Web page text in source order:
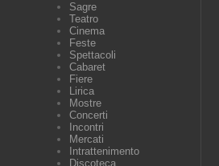
Sagre
Teatro
Cinema
Feste
Spettacoli
Cabaret
Fiere
Lirica
Mostre
Concerti
Incontri
Mercati
Intrattenimento
Discoteca